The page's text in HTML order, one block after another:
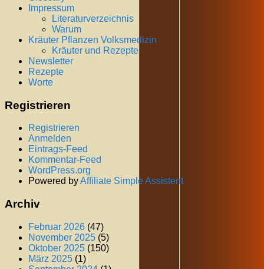
Impressum
Literaturverzeichnis
Warum
Kräuter Pflanzen Volksmedizin
Kräuter und Rezepte
Newsletter
Rezepte
Worte
Registrieren
Registrieren
Anmelden
Eintrags-Feed
Kommentar-Feed
WordPress.org
Powered byAffiliate Simple Assistent
Archiv
Februar 2026 (47)
November 2025 (5)
Oktober 2025 (150)
März 2025 (1)